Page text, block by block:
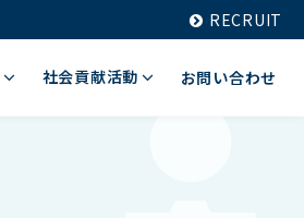
RECRUIT
社会貢献活動 お問い合わせ